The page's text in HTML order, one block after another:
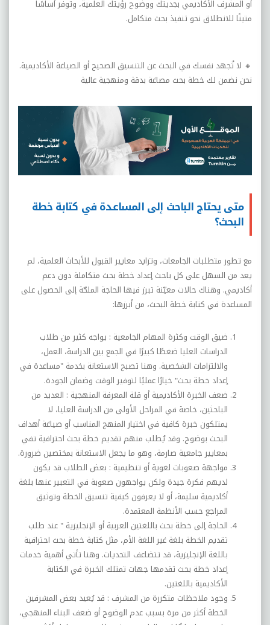
أو المشرف الأكاديمي بجديتك ووضوح رؤيتك العلمية، وتوفر أساسًا
متينًا للانطلاق نحو تنفيذ بحث متكامل.
🔸 لا تُجهد نفسك في البحث عن التنسيق الصحيح أو الصياغة الأكاديمية.
نحن نضمن لك خطة بحث مصاغة بدقة ومنهجية عالية
متى يحتاج الباحث إلى المساعدة في كتابة خطة
البحث؟
مع تطور متطلبات الجامعات، وتزايد معايير القبول للأبحاث العلمية، لم
يعد من السهل على كل باحث إعداد خطة بحث متكاملة دون دعم
أكاديمي. وهناك حالات معيّنة تبرز فيها الحاجة الملحّة إلى الحصول على
المساعدة في كتابة خطة البحث، من أبرزها:
ضيق الوقت وكثرة المهام الجامعية : يواجه كثير من طلاب
الدراسات العليا ضغطًا كبيرًا في الجمع بين الدراسة، العمل،
والالتزامات الشخصية. وهنا تصبح الاستعانة بخدمة "مساعدة في
إعداد خطة بحث" خيارًا عمليًا لتوفير الوقت وضمان الجودة.
ضعف الخبرة الأكاديمية أو قلة المعرفة المنهجية : العديد من
الباحثين، خاصة في المراحل الأولى من الدراسة العليا، لا
يمتلكون خبرة كافية في اختيار المنهج المناسب أو صياغة أهداف
البحث بوضوح. وقد يُطلب منهم تقديم خطة بحث احترافية تفي
بمعايير جامعية صارمة، وهو ما يجعل الاستعانة بمختصين ضرورة.
مواجهة صعوبات لغوية أو تنظيمية : بعض الطلاب قد يكون
لديهم فكرة جيدة ولكن يواجهون صعوبة في التعبير عنها بلغة
أكاديمية سليمة، أو لا يعرفون كيفية تنسيق الخطة وتوثيق
المراجع حسب الأنظمة المعتمدة.
الحاجة إلى خطة بحث باللغتين العربية أو الإنجليزية " عند طلب
تقديم الخطة بلغة غير اللغة الأم، مثل كتابة خطة بحث احترافية
باللغة الإنجليزية، قد تتضاعف التحديات. وهنا تأتي أهمية خدمات
إعداد خطة بحث تقدمها جهات تمتلك الخبرة في الكتابة
الأكاديمية باللغتين.
وجود ملاحظات متكررة من المشرف : قد يُعيد بعض المشرفين
الخطة أكثر من مرة بسبب عدم الوضوح أو ضعف البناء المنهجي،